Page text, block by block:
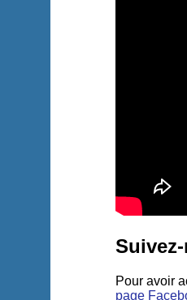
Pour avoir
page